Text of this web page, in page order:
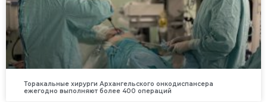
Торакальные хирурги Архангельского онкодиспансера
ежегодно выполняют более 400 операций